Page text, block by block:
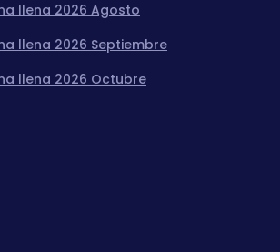
llena 2026 Agosto
llena 2026 Septiembre
llena 2026 Octubre